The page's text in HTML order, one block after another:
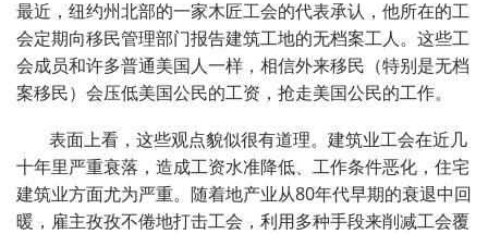
最近，纽约州北部的一家木匠工会的代表承认，他所在的工
会定期向移民管理部门报告建筑工地的无档案工人。这些工
会成员和许多普通美国人一样，相信外来移民（特别是无档
案移民）会压低美国公民的工资，抢走美国公民的工作。
表面上看，这些观点貌似很有道理。建筑业工会在近几
十年里严重衰落，造成工资水准降低、工作条件恶化，住宅
建筑业方面尤为严重。随着地产业从80年代早期的衰退中回
暖，雇主孜孜不倦地打击工会，利用多种手段来削减工会覆